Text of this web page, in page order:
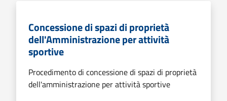
Concessione di spazi di proprietà
dell'Amministrazione per attività
sportive
Procedimento di concessione di spazi di proprietà
dell'amministrazione per attività sportive